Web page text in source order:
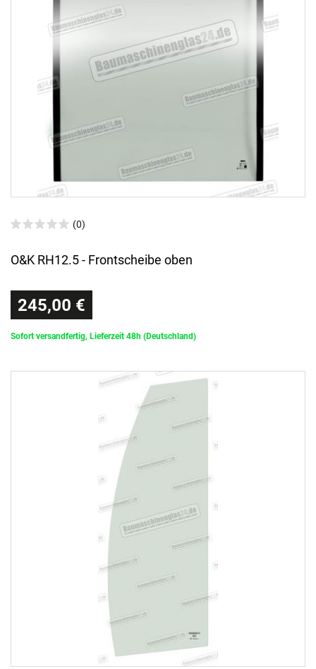
(0)
O&K RH12.5 - Frontscheibe oben
245,00 €
Sofort versandfertig, Lieferzeit 48h (Deutschland)